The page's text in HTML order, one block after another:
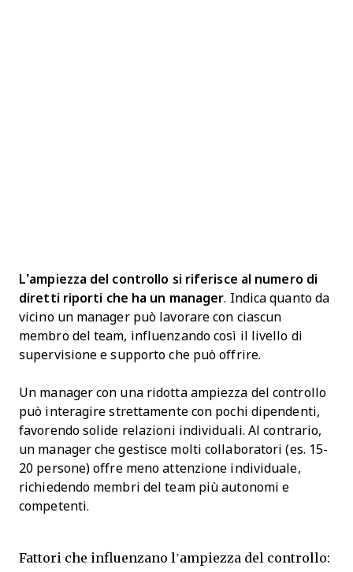
L’ampiezza del controllo si riferisce al numero di
diretti riporti che ha un manager. Indica quanto da
vicino un manager può lavorare con ciascun
membro del team, influenzando così il livello di
supervisione e supporto che può offrire.
Un manager con una ridotta ampiezza del controllo
può interagire strettamente con pochi dipendenti,
favorendo solide relazioni individuali. Al contrario,
un manager che gestisce molti collaboratori (es. 15-
20 persone) offre meno attenzione individuale,
richiedendo membri del team più autonomi e
competenti.
Fattori che influenzano l’ampiezza del controllo: